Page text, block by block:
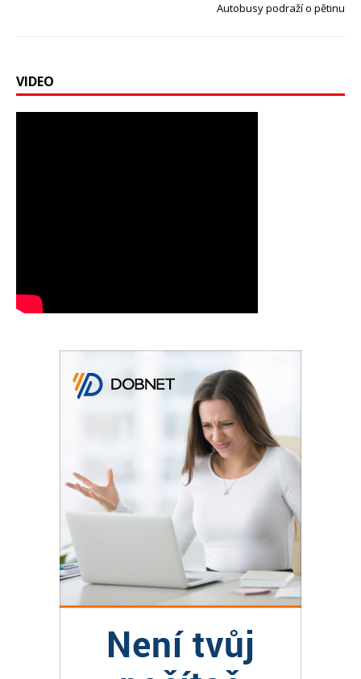
Autobusy podraží o pětinu
VIDEO